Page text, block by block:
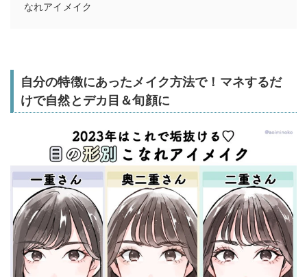
なれアイメイク
自分の特徴にあったメイク方法で！マネするだ
けで自然とデカ目＆旬顔に